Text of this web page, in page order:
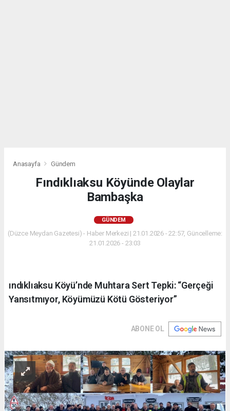
Anasayfa Gündem
Fındıklıaksu Köyünde Olaylar
Bambaşka
GÜNDEM
(Düzce Meydan Gazetesi) - Haber Merkezi | 21.01.2026 - 22:57, Güncelleme:
21.01.2026 - 23:03
ındıklıaksu Köyü’nde Muhtara Sert Tepki: “Gerçeği
Yansıtmıyor, Köyümüzü Kötü Gösteriyor”
ABONE OL